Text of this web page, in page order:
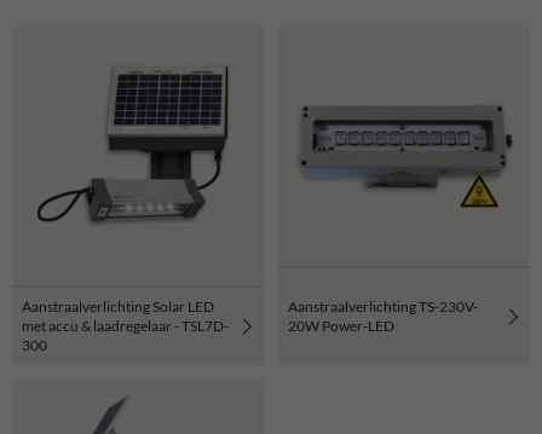
Aanstraalverlichting Solar LED
met accu & laadregelaar - TSL7D-
300
Aanstraalverlichting TS-230V-
20W Power-LED